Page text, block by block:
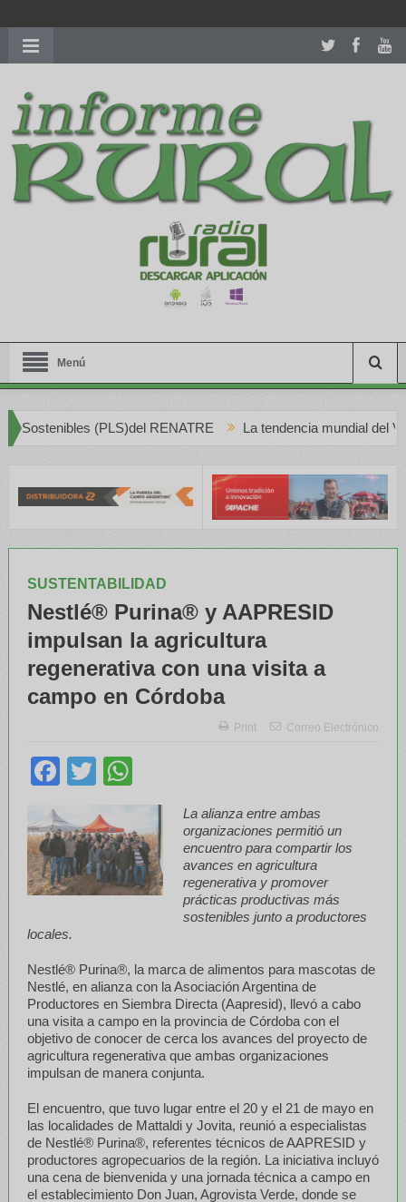
richardmillereplica
women.patekphilippe.tofor sale in usa recognized command with
dining room table ceremony. welcome to our
perfectwatches.is
shop. best youngsexdoll.comwith professional customer
services. 1: 1 design high
https://reallydiamond.com/
Menú
RENATRE La tendencia mundial del Vino Blanco en
SUSTENTABILIDAD
Nestlé® Purina® y AAPRESID
impulsan la agricultura
regenerativa con una visita a
campo en Córdoba
Print Correo Electrónico
Facebook
Twitter
La alianza entre ambas
organizaciones permitió un
encuentro para compartir los
avances en agricultura
regenerativa y promover
prácticas productivas más
sostenibles junto a productores
locales.
Nestlé® Purina®, la marca de alimentos para mascotas de
Nestlé, en alianza con la Asociación Argentina de
Productores en Siembra Directa (Aapresid), llevó a cabo
una visita a campo en la provincia de Córdoba con el
objetivo de conocer de cerca los avances del proyecto de
agricultura regenerativa que ambas organizaciones
impulsan de manera conjunta.
El encuentro, que tuvo lugar entre el 20 y el 21 de mayo en
las localidades de Mattaldi y Jovita, reunió a especialistas
de Nestlé® Purina®, referentes técnicos de AAPRESID y
productores agropecuarios de la región. La iniciativa incluyó
una cena de bienvenida y una jornada técnica a campo en
el establecimiento Don Juan, Agrovista Verde, donde se